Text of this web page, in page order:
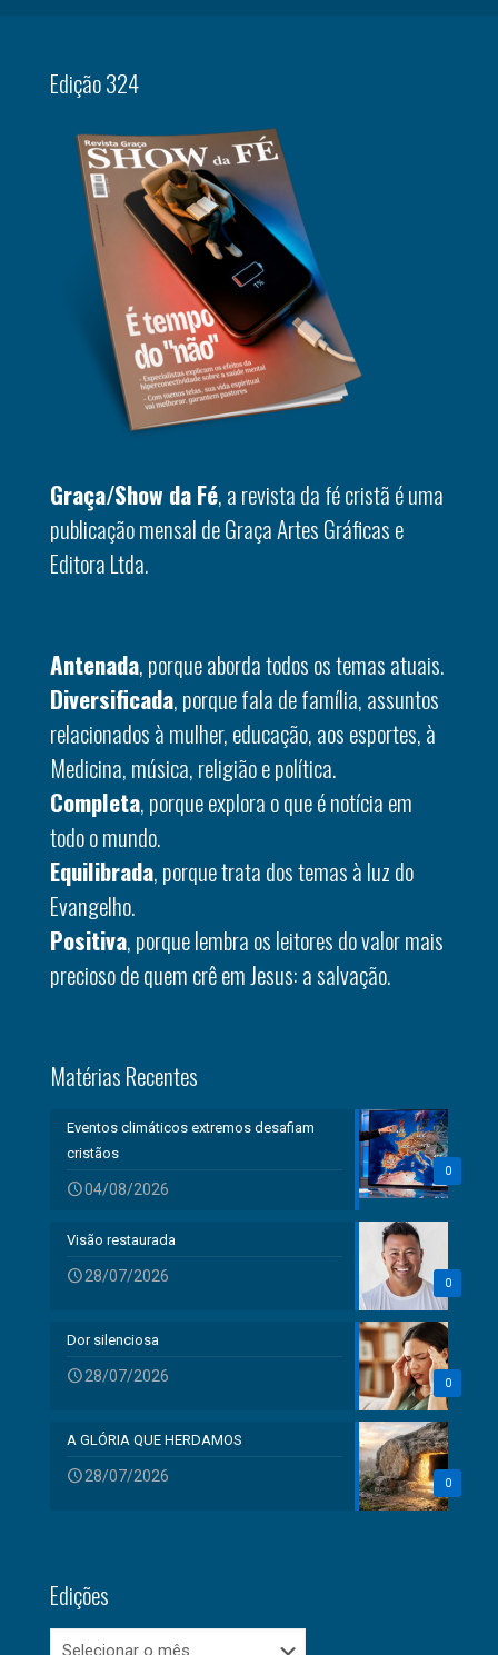
Edição 324
Graça/Show da Fé, a revista da fé cristã é uma
publicação mensal de Graça Artes Gráficas e
Editora Ltda.
Antenada, porque aborda todos os temas atuais.
Diversificada, porque fala de família, assuntos
relacionados à mulher, educação, aos esportes, à
Medicina, música, religião e política.
Completa, porque explora o que é notícia em
todo o mundo.
Equilibrada, porque trata dos temas à luz do
Evangelho.
Positiva, porque lembra os leitores do valor mais
precioso de quem crê em Jesus: a salvação.
Matérias Recentes
0
Eventos climáticos extremos desafiam
cristãos
04/08/2026
0
Visão restaurada
28/07/2026
0
Dor silenciosa
28/07/2026
0
A GLÓRIA QUE HERDAMOS
28/07/2026
Edições
Edições